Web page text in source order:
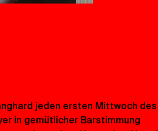
jeden ersten Mittwoch des
in gemütlicher Barstimmung